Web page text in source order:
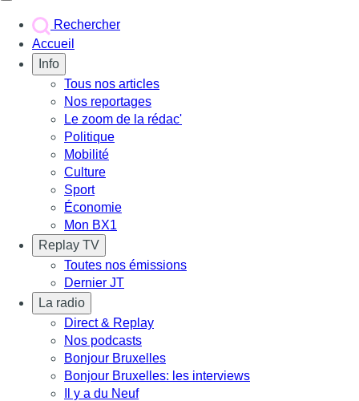
Rechercher
Accueil
Info
Tous nos articles
Nos reportages
Le zoom de la rédac'
Politique
Mobilité
Culture
Sport
Économie
Mon BX1
Replay TV
Toutes nos émissions
Dernier JT
La radio
Direct & Replay
Nos podcasts
Bonjour Bruxelles
Bonjour Bruxelles: les interviews
Il y a du Neuf